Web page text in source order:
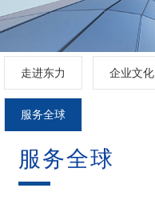
走进东力 企业文化
服务全球
服务全球